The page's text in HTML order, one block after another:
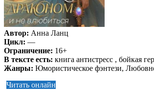
Автор: Анна Ланц
Цикл: —
Ограничение: 16+
В тексте есть: книга антистресс , бойкая
Жанры: Юмористическое фэнтези,
Читать онлайн